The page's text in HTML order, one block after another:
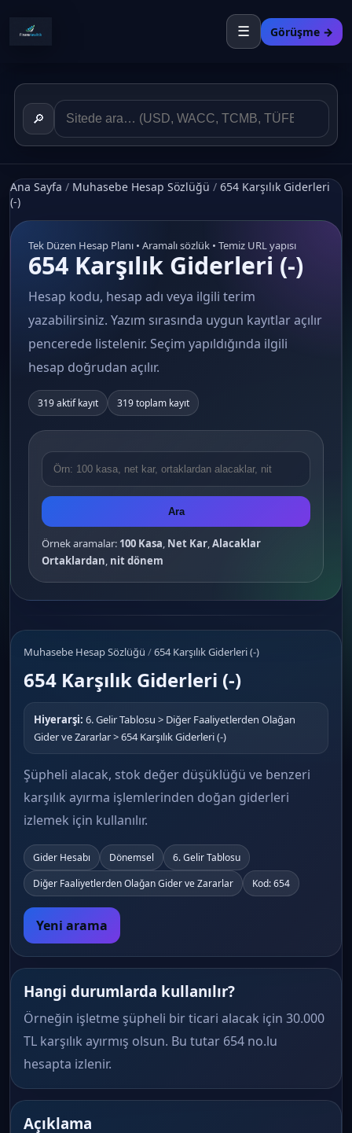
☰ Görüşme →
🔎
Ana Sayfa / Muhasebe Hesap Sözlüğü / 654 Karşılık Giderleri
(-)
Tek Düzen Hesap Planı • Aramalı sözlük • Temiz URL yapısı
654 Karşılık Giderleri (-)
Hesap kodu, hesap adı veya ilgili terim
yazabilirsiniz. Yazım sırasında uygun kayıtlar açılır
pencerede listelenir. Seçim yapıldığında ilgili
hesap doğrudan açılır.
319 aktif kayıt 319 toplam kayıt
Ara
Örnek aramalar: 100 Kasa, Net Kar,Alacaklar
Ortaklardan, nit dönem
Muhasebe Hesap Sözlüğü /654 Karşılık Giderleri (-)
654 Karşılık Giderleri (-)
Hiyerarşi: 6. Gelir Tablosu > Diğer Faaliyetlerden Olağan
Gider ve Zararlar > 654 Karşılık Giderleri (-)
Şüpheli alacak, stok değer düşüklüğü ve benzeri
karşılık ayırma işlemlerinden doğan giderleri
izlemek için kullanılır.
Gider Hesabı Dönemsel
6. Gelir Tablosu
Diğer Faaliyetlerden Olağan Gider ve Zararlar
Kod: 654
Yeni arama
Hangi durumlarda kullanılır?
Örneğin işletme şüpheli bir ticari alacak için 30.000
TL karşılık ayırmış olsun. Bu tutar 654 no.lu
hesapta izlenir.
Açıklama